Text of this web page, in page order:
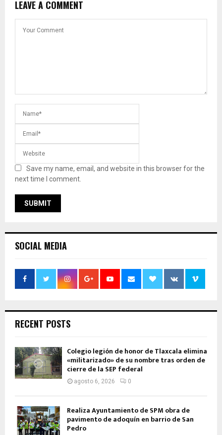
LEAVE A COMMENT
Save my name, email, and website in this browser for the
next time I comment.
SOCIAL MEDIA
RECENT POSTS
Colegio legión de honor de Tlaxcala elimina
«militarizado» de su nombre tras orden de
cierre de la SEP federal
agosto 6, 2026 0
Realiza Ayuntamiento de SPM obra de
pavimento de adoquín en barrio de San
Pedro